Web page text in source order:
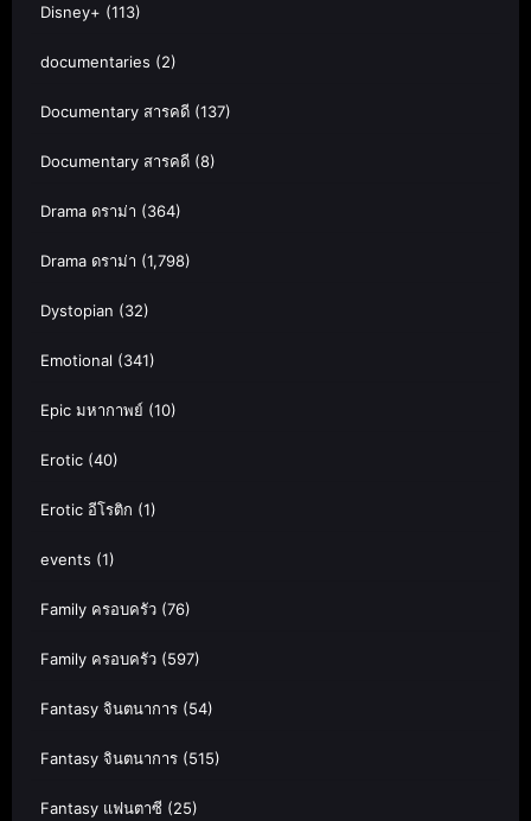
Disney+ (113)
documentaries (2)
Documentary สารคดี (137)
Documentary สารคดี (8)
Drama ดราม่า (364)
Drama ดราม่า (1,798)
Dystopian (32)
Emotional (341)
Epic มหากาพย์ (10)
Erotic (40)
Erotic อีโรติก (1)
events (1)
Family ครอบครัว (76)
Family ครอบครัว (597)
Fantasy จินตนาการ (54)
Fantasy จินตนาการ (515)
Fantasy แฟนตาซี (25)